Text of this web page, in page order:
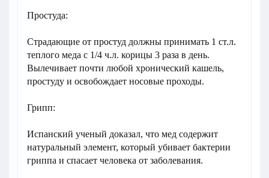
Простуда:
Страдающие от простуд должны принимать 1 ст.л.
теплого меда с 1/4 ч.л. корицы 3 раза в день.
Вылечивает почти любой хронический кашель,
простуду и освобождает носовые проходы.
Грипп:
Испанский ученый доказал, что мед содержит
натуральный элемент, который убивает бактерии
гриппа и спасает человека от заболевания.